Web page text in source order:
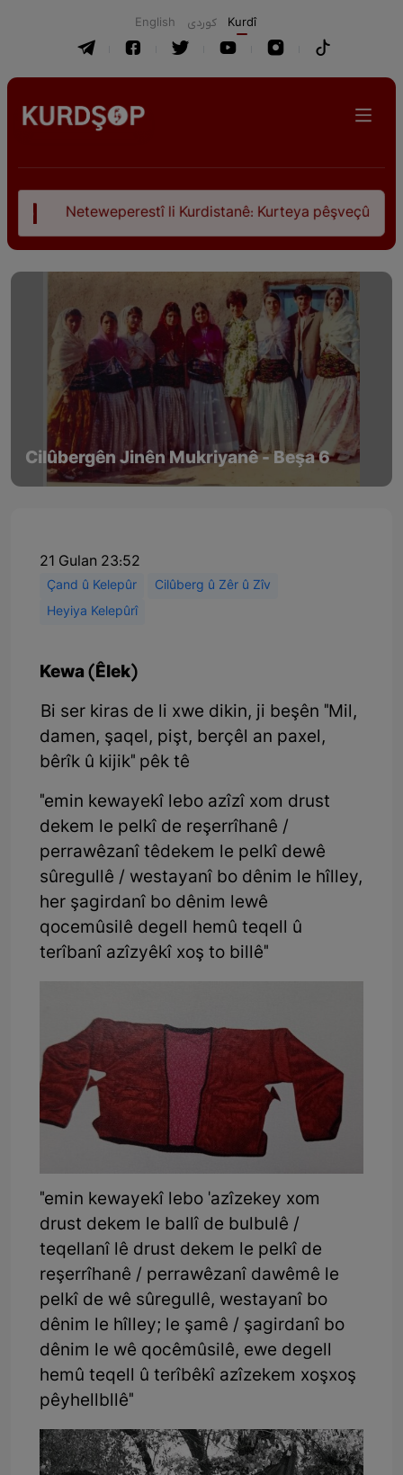
English كوردی Kurdî
li Kurdistanê: Kurteya pêşveçûna dirokî û civakî-
Cilûbergên Jinên Mukriyanê - Beşa 6
21 Gulan 23:52
Çand û Kelepûr
Cilûberg û Zêr û Zîv
Heyiya Kelepûrî
Kewa (Êlek)
Bi ser kiras de li xwe dikin, ji beşên "Mil,
damen, şaqel, pişt, berçêl an paxel,
bêrîk û kijik" pêk tê
"emin kewayekî lebo azîzî xom drust
dekem le pelkî de reşerrîhanê /
perrawêzanî tê­dekem le pelkî dewê
sûregullê / westayanî bo dênim le hîlley,
her şagirdanî bo dênim lewê
qocemûsilê degell hemû teqell û
terîbanî azîzyêkî xoş to billê"
"emin kewayekî lebo 'azîzekey xom
drust dekem le ballî de bulbulê /
teqellanî lê drust dekem le pelkî de
reşerrîhanê / perrawêzanî dawêmê le
pelkî de wê sûregullê, westayanî bo
dênim le hîlley; le şamê / şagirdanî bo
dênim le wê qocê­mûsilê, ewe degell
hemû teqell û terîbêkî azîzekem xoş­xoş
pêy­hellbllê"